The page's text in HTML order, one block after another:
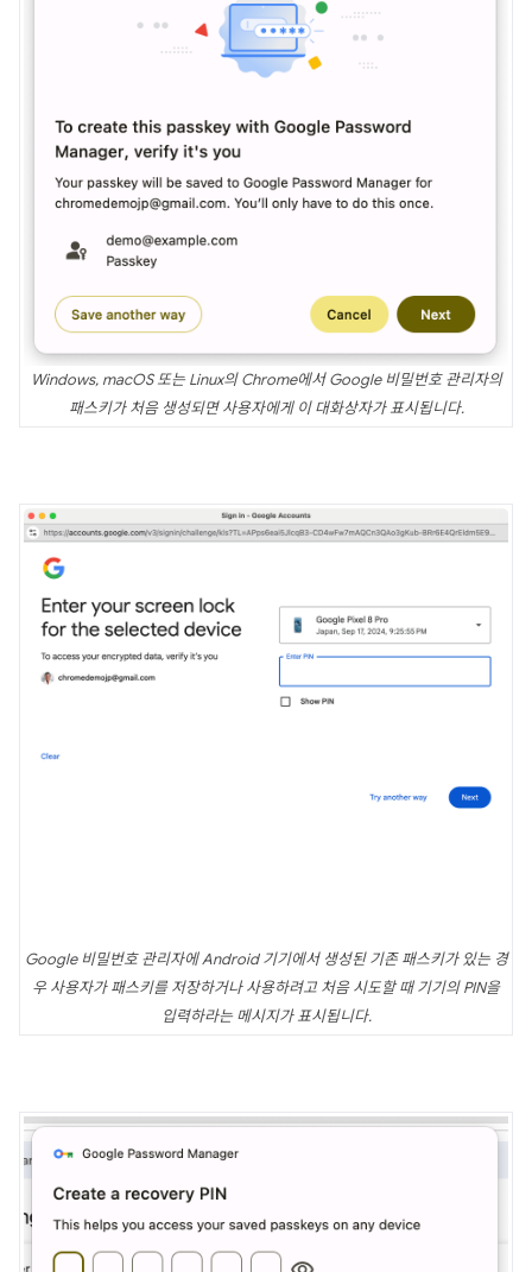
Windows, macOS 또는 Linux의 Chrome에서 Google 비밀번호 관리자의
패스키가 처음 생성되면 사용자에게 이 대화상자가 표시됩니다.
Google 비밀번호 관리자에 Android 기기에서 생성된 기존 패스키가 있는 경
우 사용자가 패스키를 저장하거나 사용하려고 처음 시도할 때 기기의 PIN을
입력하라는 메시지가 표시됩니다.